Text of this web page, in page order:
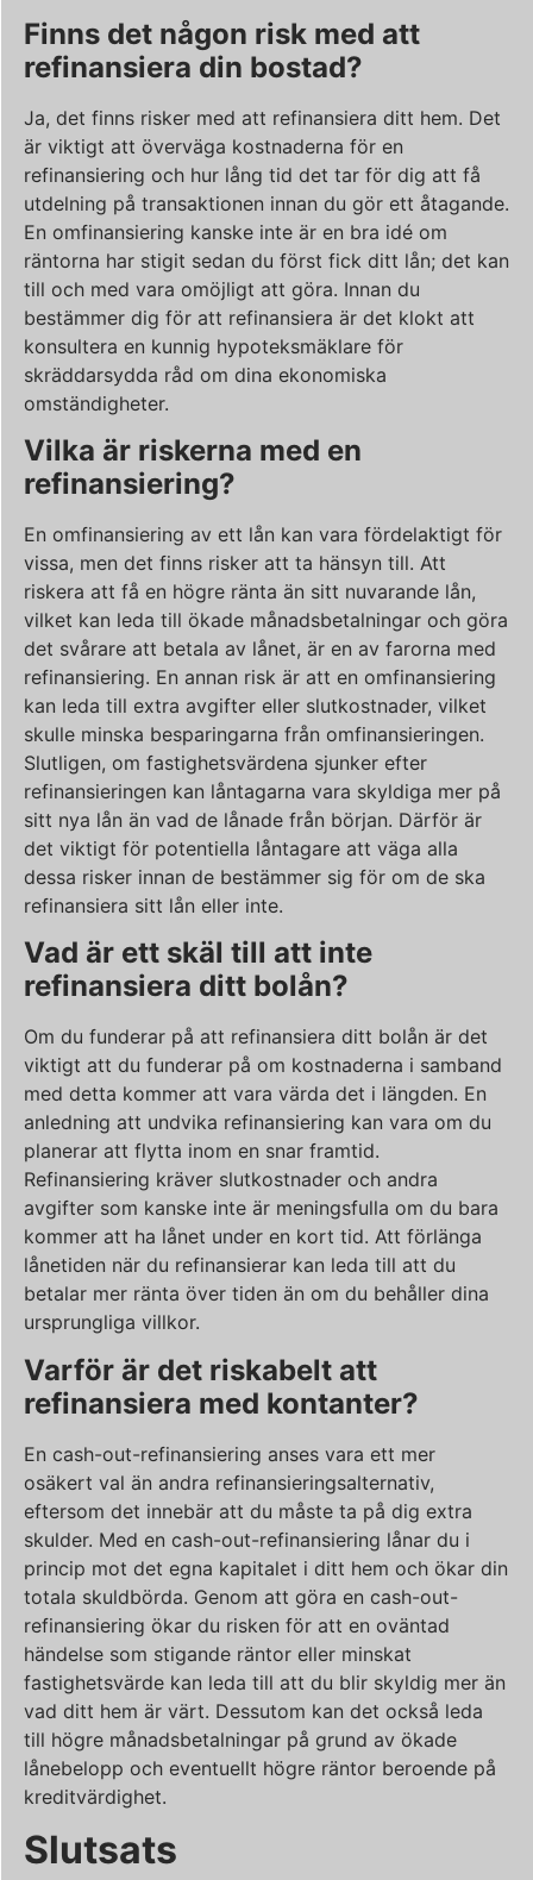
Finns det någon risk med att
refinansiera din bostad?
Ja, det finns risker med att refinansiera ditt hem. Det
är viktigt att överväga kostnaderna för en
refinansiering och hur lång tid det tar för dig att få
utdelning på transaktionen innan du gör ett åtagande.
En omfinansiering kanske inte är en bra idé om
räntorna har stigit sedan du först fick ditt lån; det kan
till och med vara omöjligt att göra. Innan du
bestämmer dig för att refinansiera är det klokt att
konsultera en kunnig hypoteksmäklare för
skräddarsydda råd om dina ekonomiska
omständigheter.
Vilka är riskerna med en
refinansiering?
En omfinansiering av ett lån kan vara fördelaktigt för
vissa, men det finns risker att ta hänsyn till. Att
riskera att få en högre ränta än sitt nuvarande lån,
vilket kan leda till ökade månadsbetalningar och göra
det svårare att betala av lånet, är en av farorna med
refinansiering. En annan risk är att en omfinansiering
kan leda till extra avgifter eller slutkostnader, vilket
skulle minska besparingarna från omfinansieringen.
Slutligen, om fastighetsvärdena sjunker efter
refinansieringen kan låntagarna vara skyldiga mer på
sitt nya lån än vad de lånade från början. Därför är
det viktigt för potentiella låntagare att väga alla
dessa risker innan de bestämmer sig för om de ska
refinansiera sitt lån eller inte.
Vad är ett skäl till att inte
refinansiera ditt bolån?
Om du funderar på att refinansiera ditt bolån är det
viktigt att du funderar på om kostnaderna i samband
med detta kommer att vara värda det i längden. En
anledning att undvika refinansiering kan vara om du
planerar att flytta inom en snar framtid.
Refinansiering kräver slutkostnader och andra
avgifter som kanske inte är meningsfulla om du bara
kommer att ha lånet under en kort tid. Att förlänga
lånetiden när du refinansierar kan leda till att du
betalar mer ränta över tiden än om du behåller dina
ursprungliga villkor.
Varför är det riskabelt att
refinansiera med kontanter?
En cash-out-refinansiering anses vara ett mer
osäkert val än andra refinansieringsalternativ,
eftersom det innebär att du måste ta på dig extra
skulder. Med en cash-out-refinansiering lånar du i
princip mot det egna kapitalet i ditt hem och ökar din
totala skuldbörda. Genom att göra en cash-out-
refinansiering ökar du risken för att en oväntad
händelse som stigande räntor eller minskat
fastighetsvärde kan leda till att du blir skyldig mer än
vad ditt hem är värt. Dessutom kan det också leda
till högre månadsbetalningar på grund av ökade
lånebelopp och eventuellt högre räntor beroende på
kreditvärdighet.
Slutsats